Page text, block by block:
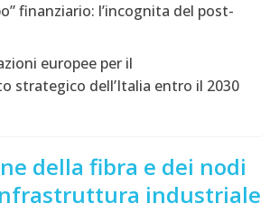
finanziario: l’incognita del post-
europee per il
strategico dell’Italia entro il 2030
della fibra e dei nodi
industriale